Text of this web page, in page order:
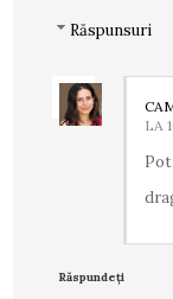
Răspunsuri
LA
Răspundeți